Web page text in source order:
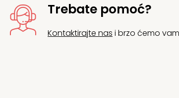
Trebate pomoć?
Kontaktirajte nas i brzo ćemo